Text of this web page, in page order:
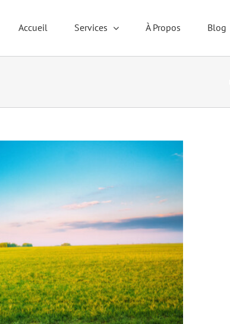
Accueil Services À Propos Blog